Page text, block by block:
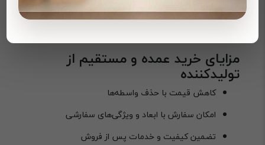
سفارش‌های عمده معمولاً با تخفیف‌های ویژه اقتصادی‌تر
مزایای خرید عمده و مستقیم از
تولیدکننده
کاهش قیمت با حذف واسطه‌ها
امکان سفارش با ابعاد و ویژگی‌های سفارشی
تضمین کیفیت و خدمات پس از فروش